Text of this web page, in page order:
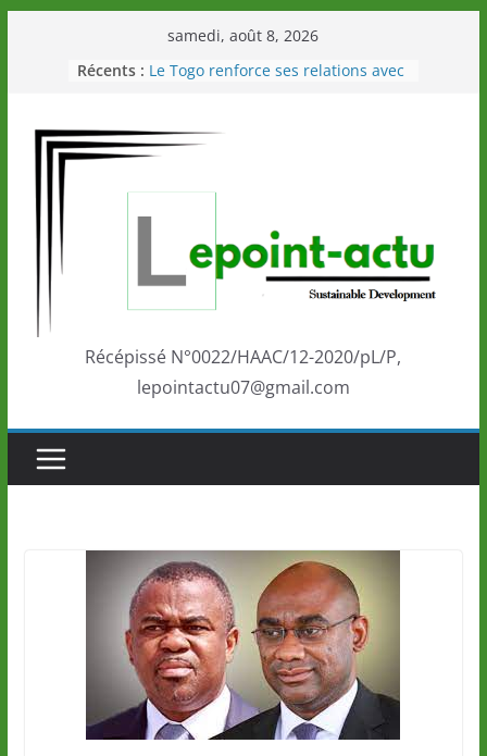
samedi, août 8, 2026
Récents : Le Togo renforce ses relations avec
Éléphants en Côte d’Ivoire
LOTO DETENTE”, un nouveau tirage
marque de confiance au Togo sur
la scène internationale au-delà des
performances de ses athlètes
Togo: Que retenir de la politique
éducation et de l’ambition de
Récépissé N°0022/HAAC/12-2020/pL/P,
lepointactu07@gmail.com